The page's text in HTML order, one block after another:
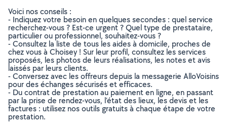
Voici nos conseils :
- Indiquez votre besoin en quelques secondes : quel service
recherchez-vous ? Est-ce urgent ? Quel type de prestataire,
particulier ou professionnel, souhaitez-vous ?
- Consultez la liste de tous les aides à domicile, proches de
chez vous à Choisey ! Sur leur profil, consultez les services
proposés, les photos de leurs réalisations, les notes et avis
laissés par leurs clients.
- Conversez avec les offreurs depuis la messagerie AlloVoisins
pour des échanges sécurisés et efficaces.
- Du contrat de prestation au paiement en ligne, en passant
par la prise de rendez-vous, l’état des lieux, les devis et les
factures : utilisez nos outils gratuits à chaque étape de votre
prestation.